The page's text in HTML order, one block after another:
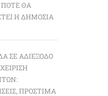
ΠΌΤΕ ΘΑ
Η ΔΗΜΌΣΙΑ
ΣΕ ΑΔΙΈΞΟΔΟ
ΠΡΌΣΤΙΜΑ